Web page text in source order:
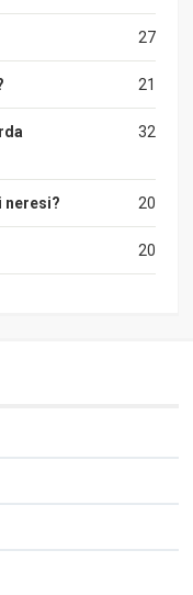
27
21
32
20
neresi?
20